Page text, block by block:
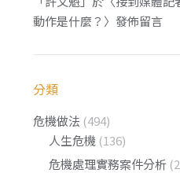
動作是什麼？ 〉發佈留言
分類
危機做法 (494)
人生危機 (136)
危機處理實務案件分析